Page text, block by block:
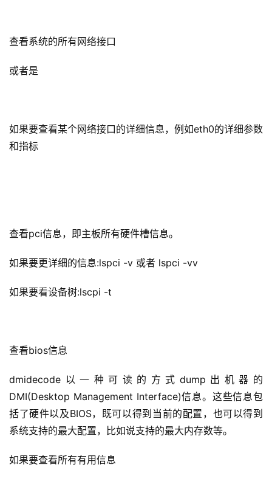
公
告
查看系统的所有网络接口
或者是
如果要查看某个网络接口的详细信息，例如eth0的详细参数
和指标
查看pci信息， 即主板所有硬件槽信息。
如果要更详细的信息:lspci -v 或者 lspci -vv
如果要看设备树:lscpi -t
查看bios信息
dmidecode以一种可读的方式dump出机器的
DMI(Desktop Management Interface)信息。这些信息包
括了硬件以及BIOS，既可以得到当前的配置，也可以得到
系统支持的最大配置，比如说支持的最大内存数等。
如果要查看所有有用信息